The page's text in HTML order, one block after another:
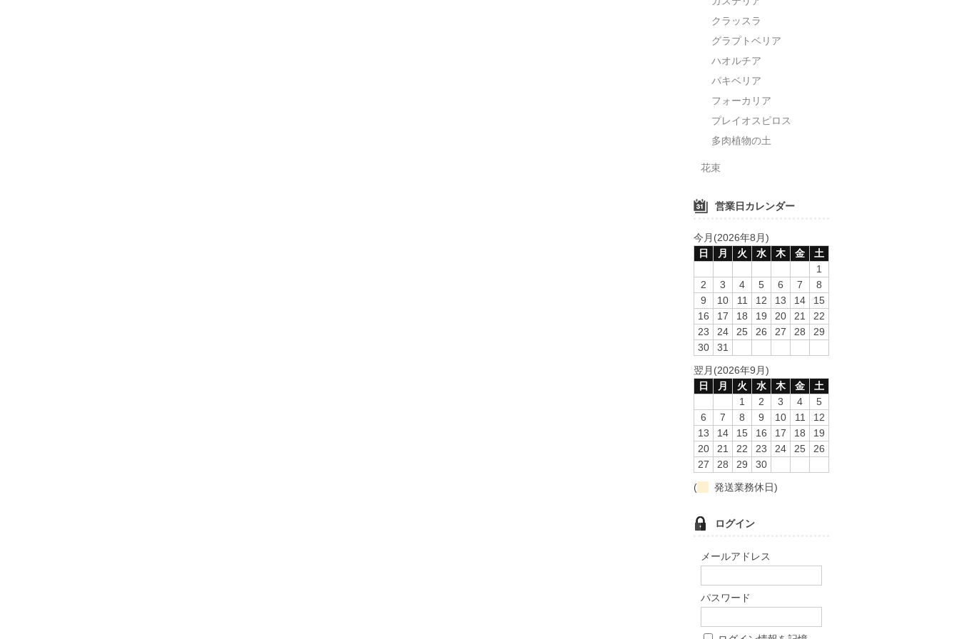
クラッスラ
グラプトベリア
ハオルチア
パキベリア
フォーカリア
プレイオスピロス
多肉植物の土
花束
営業日カレンダー
今月(2026年8月)
日
月 火 水 木 金
土
1
2
3 4 5 6 7
8
9
10 11 12 13 14
15
16
17 18 19 20 21
22
23
24 25 26 27 28
29
30
31
翌月(2026年9月)
日
月 火 水 木 金
土
1
2 3 4
5
6
7 8 9 10 11
12
13
14 15 16 17 18
19
20
21 22 23 24 25
26
27
28 29
30
(
発送業務休日)
ログイン
メールアドレス
パスワード